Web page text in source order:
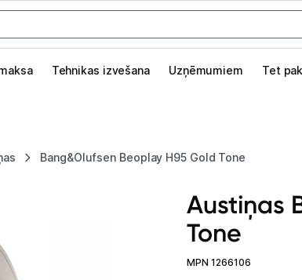
Tehnikas izvešana Uzņēmumiem Tet
Bang&Olufsen Beoplay H95 Gold Tone
Pieslēgties
Izvēlies kāroto ierīci izdevīgāk!
visā lapā.
Austiņas
Tone
MPN 1266106